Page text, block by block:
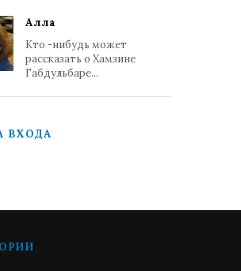
Алла
Кто -нибудь может
рассказать о Хамзине
Габдульбаре...
ВХОДА